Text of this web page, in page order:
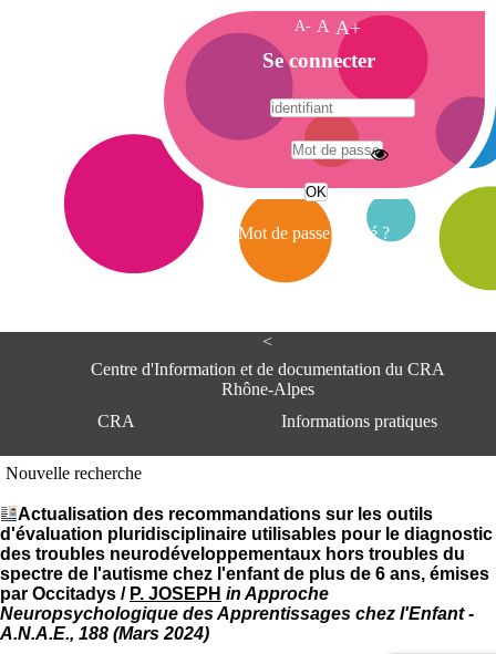
<
Centre d'Information et de documentation du CRA
Rhône-Alpes
CRA
Informations pratiques
du CRA Rhône-Alpes
Centre Hospitalier le Vinatier
bât 211
95, Bd Pinel
69678 Bron Cedex
Horaires
Lundi au Vendredi
Nouvelle recherche
Actualisation des recommandations sur les outils
d'évaluation pluridisciplinaire utilisables pour le diagnostic
des troubles neurodéveloppementaux hors troubles du
spectre de l'autisme chez l'enfant de plus de 6 ans, émises
par Occitadys / P. JOSEPH in Approche
Neuropsychologique des Apprentissages chez l'Enfant -
A.N.A.E., 188 (Mars 2024)
A- A A+
A
c
c
e
i
Se connecter
Mot de passe oublié ?
A
e
e
n
f
o
r
m
a
t